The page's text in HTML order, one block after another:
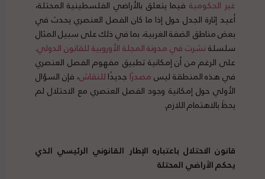
غير الحكومية فيما يتعلق بالأراضي الفلسطينية المحتلة،
أعيد إثارة الجدل حول إذا ما كان الفصل العنصري يحدث في
بعض مناطق الضفة الغربية، بما في ذلك على سبيل المثال
سلسلةنشرت في مدونة المجلة الأوروبية للقانون الدولي.
على الرغم من أن إمكانية تطبيق مفهوم الفصل العنصري
في هذه المنطقة ليسمصدرًا جديدًاللنقاش، فإن السؤال
الأولي حول إمكانية وجود الفصل العنصري مع الاحتلال لم
يحظَ بالاهتمام اللازم.
قانون الاحتلال باعتباره الإطار القانوني الرئيسي الذي
يحكم الأراضي المحتلة